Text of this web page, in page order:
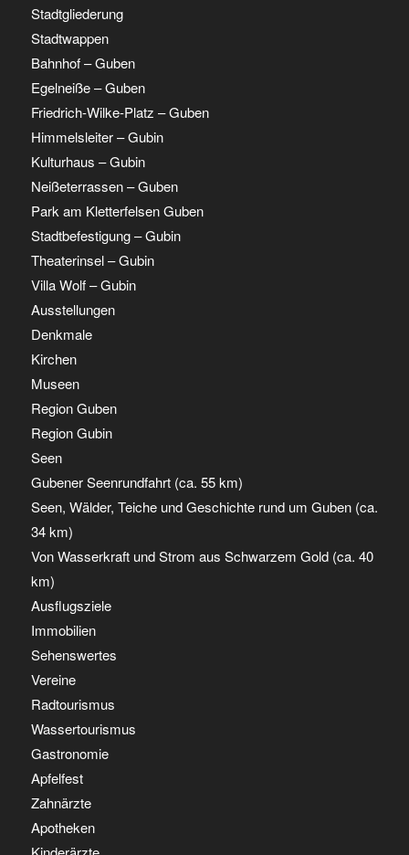
Stadtgliederung
Stadtwappen
Bahnhof – Guben
Egelneiße – Guben
Friedrich-Wilke-Platz – Guben
Himmelsleiter – Gubin
Kulturhaus – Gubin
Neißeterrassen – Guben
Park am Kletterfelsen Guben
Stadtbefestigung – Gubin
Theaterinsel – Gubin
Villa Wolf – Gubin
Ausstellungen
Denkmale
Kirchen
Museen
Region Guben
Region Gubin
Seen
Gubener Seenrundfahrt (ca. 55 km)
Seen, Wälder, Teiche und Geschichte rund um Guben (ca.
34 km)
Von Wasserkraft und Strom aus Schwarzem Gold (ca. 40
km)
Ausflugsziele
Immobilien
Sehenswertes
Vereine
Radtourismus
Wassertourismus
Gastronomie
Apfelfest
Zahnärzte
Apotheken